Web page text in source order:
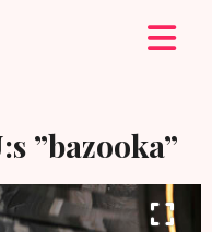
”bazooka”